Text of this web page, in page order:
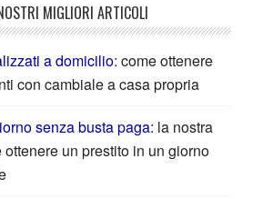
MIGLIORI ARTICOLI
a domicilio: come ottenere
con cambiale a casa propria
senza busta paga: la nostra
un prestito in un giorno